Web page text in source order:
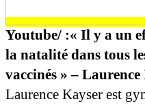
Youtube/ :« Il y a un
la natalité dans tous
vaccinés » –
Laurence Kayser est